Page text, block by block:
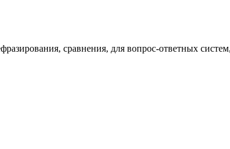
сравнения, для вопрос-ответных